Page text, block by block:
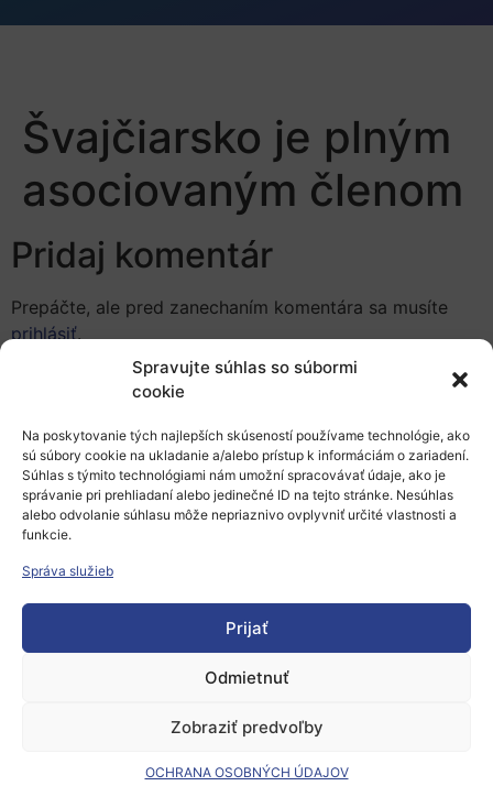
Spravujte súhlas so súbormi
cookie
Na poskytovanie tých najlepších skúseností používame technológie, ako
sú súbory cookie na ukladanie a/alebo prístup k informáciám o zariadení.
Súhlas s týmito technológiami nám umožní spracovávať údaje, ako je
správanie pri prehliadaní alebo jedinečné ID na tejto stránke. Nesúhlas
alebo odvolanie súhlasu môže nepriaznivo ovplyvniť určité vlastnosti a
funkcie.
Správa služieb
Prijať
Odmietnuť
Zobraziť predvoľby
OCHRANA OSOBNÝCH ÚDAJOV
Švajčiarsko je plným
asociovaným členom
Pridaj komentár
Prepáčte, ale pred zanechaním komentára sa musíte
prihlásiť.
Európsky výskumný priestor
Grantové programy pre výskum
Odber noviniek
úniou v rámci Programu Slovensko. Portál